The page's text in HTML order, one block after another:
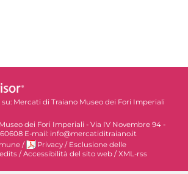
Mercati di Traiano Museo dei Fori Imperiali
dei Fori Imperiali - Via IV Novembre 94 -
E-mail: info@mercatiditraiano.it
/ Privacy / Esclusione delle
/Accessibilità del sito web /XML-rss